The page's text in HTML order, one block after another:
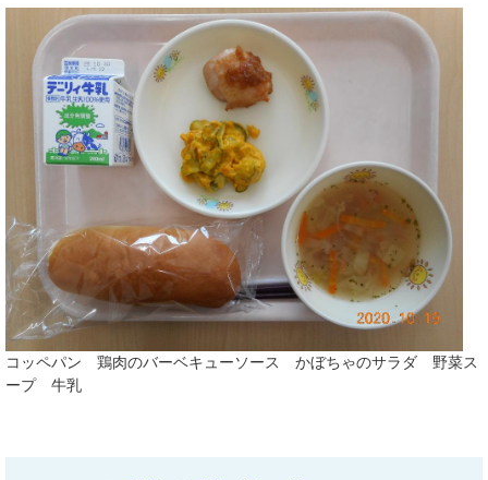
コッペパン 鶏肉のバーベキューソース かぼちゃのサラダ 野菜ス
ープ 牛乳